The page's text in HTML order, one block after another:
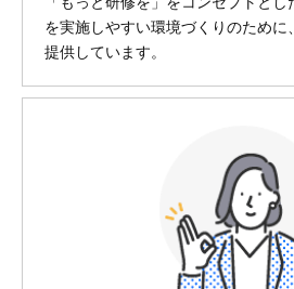
を実施しやすい環境づくりのため
提供しています。